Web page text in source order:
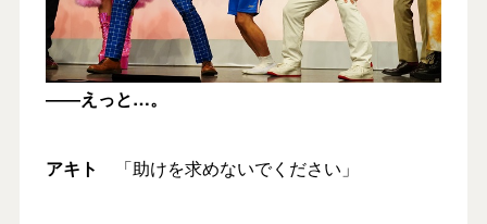
――えっと…。
アキト 「助けを求めないでください」